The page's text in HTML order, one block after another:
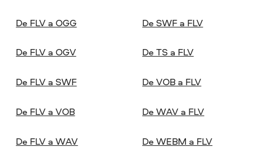
De FLV a OGG
De FLV a OGV
De FLV a SWF
De FLV a VOB
De FLV a WAV
De SWF a FLV
De TS a FLV
De VOB a FLV
De WAV a FLV
De WEBM a FLV